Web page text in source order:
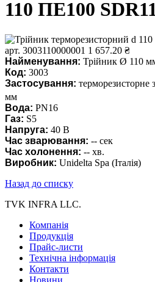
110 ПЕ100
арт. 3003110000001 1 657.20 ₴
Найменування: Трійник Ø 110
Код: 3003
Застосування:
мм
Вода: PN16
Газ: S5
Напруга: 40 В
Час зварювання: -- сек
Час холонення: -- хв.
Виробник: Unidelta Spa (Італія)
Назад до списку
TVK INFRA LLC.
Компанія
Продукція
Прайс-листи
Технічна інформація
Контакти
Новини